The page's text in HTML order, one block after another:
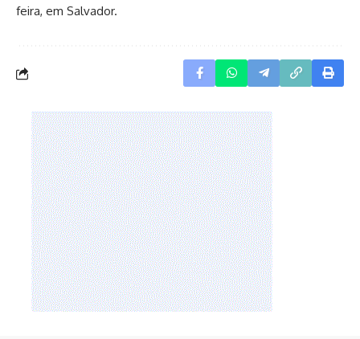
feira, em Salvador.